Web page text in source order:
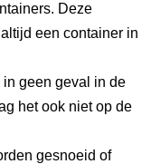
Deze
een container in
geen geval in de
het ook niet op de
gesnoeid of